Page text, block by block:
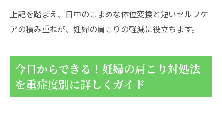
上記を踏まえ、日中のこまめな体位変換と短いセルフケ
アの積み重ねが、妊婦の肩こりの軽減に役立ちます。
今日からできる！妊婦の肩こり対処法
を重症度別に詳しくガイド